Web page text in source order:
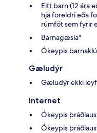
Eitt barn (12 ára
hjá foreldri eða
rúmföt sem fyrir
Barnagæsla*
Ókeypis
Gæludýr
Gæludýr ekki
Internet
Ókeypis
Ókeypis